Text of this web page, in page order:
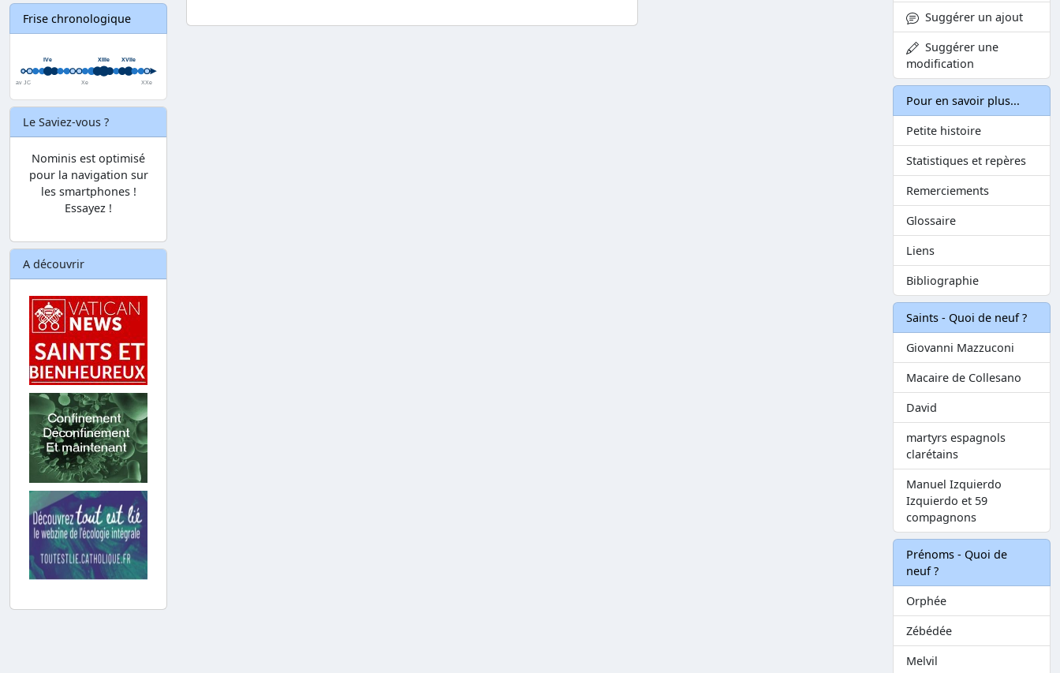
Frise chronologique
Le Saviez-vous ?
Nominis est optimisé
pour la navigation sur
les smartphones !
Essayez !
A découvrir
Suggérer un ajout
Suggérer une
modification
Pour en savoir plus...
Petite histoire
Statistiques et repères
Remerciements
Glossaire
Liens
Bibliographie
Saints - Quoi de neuf ?
Giovanni Mazzuconi
Macaire de Collesano
David
martyrs espagnols
clarétains
Manuel Izquierdo
Izquierdo et 59
compagnons
Prénoms - Quoi de
neuf ?
Orphée
Zébédée
Melvil